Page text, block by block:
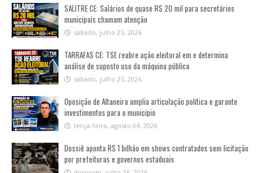
SALITRE CE: Salários de quase R$ 20 mil para secretários
municipais chamam atenção
sábado, julho 25, 2026
TARRAFAS CE: TSE reabre ação eleitoral em e determina
análise de suposto uso da máquina pública
sábado, julho 25, 2026
Oposição de Altaneira amplia articulação política e garante
investimentos para o município
terça-feira, agosto 04, 2026
Dossiê aponta R$ 1 bilhão em shows contratados sem licitação
por prefeituras e governos estaduais